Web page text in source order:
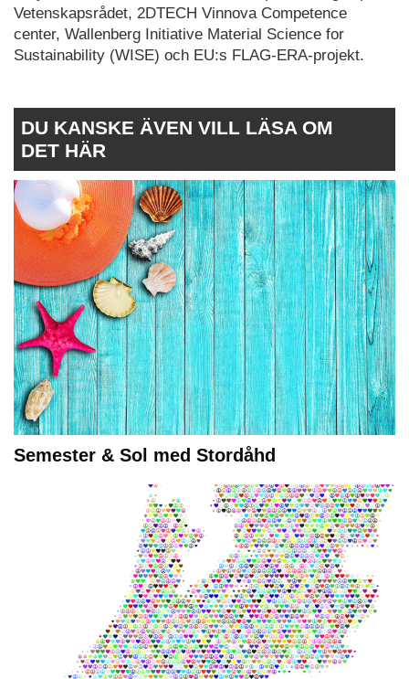
Vetenskapsrådet, 2DTECH Vinnova Competence
center, Wallenberg Initiative Material Science for
Sustainability (WISE) och EU:s FLAG-ERA-projekt.
DU KANSKE ÄVEN VILL LÄSA OM
DET HÄR
Semester & Sol med Stordåhd